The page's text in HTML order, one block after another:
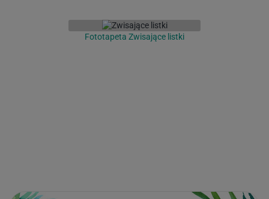
Fototapeta Zwisające listki